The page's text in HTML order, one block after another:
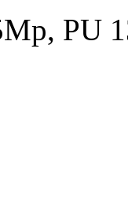
PU